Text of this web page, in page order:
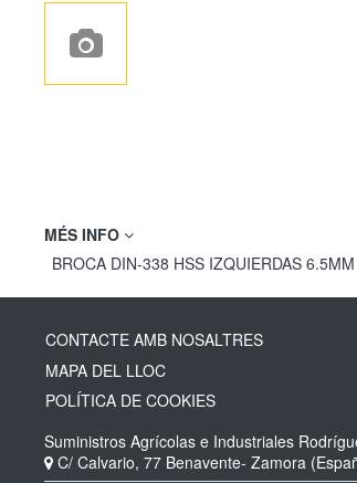
MÉS INFO
BROCA DIN-338 HSS IZQUIERDAS 6.5MM
CONTACTE AMB NOSALTRES
MAPA DEL LLOC
POLÍTICA DE COOKIES
Suministros Agrícolas e Industriales
C/ Calvario, 77 Benavente- Zamora